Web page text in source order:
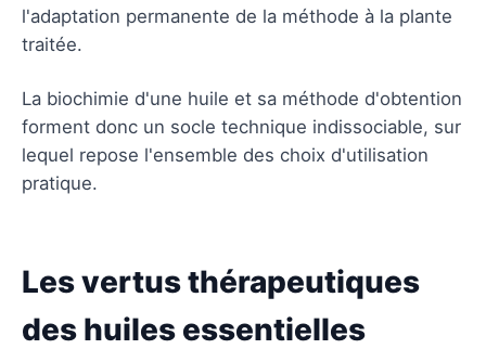
l'adaptation permanente de la méthode à la plante
traitée.
La biochimie d'une huile et sa méthode d'obtention
forment donc un socle technique indissociable, sur
lequel repose l'ensemble des choix d'utilisation
pratique.
Les vertus thérapeutiques
des huiles essentielles